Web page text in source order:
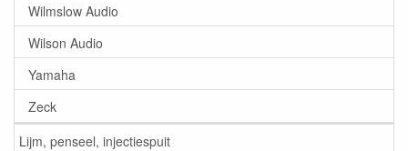
Wilmslow Audio
Wilson Audio
Yamaha
Zeck
Lijm, penseel, injectiespuit